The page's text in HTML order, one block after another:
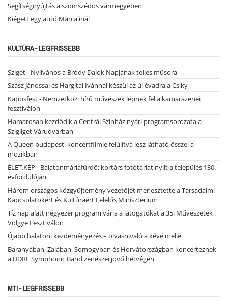
Segítségnyújtás a szomszédos vármegyében
Kiégett egy autó Marcalinál
KULTÚRA - LEGFRISSEBB
Sziget - Nyilvános a Bródy Dalok Napjának teljes műsora
Szász Jánossal és Hargitai Ivánnal készül az új évadra a Csiky
Kaposfest - Nemzetközi hírű művészek lépnek fel a kamarazenei
fesztiválon
Hamarosan kezdődik a Centrál Színház nyári programsorozata a
Szigliget Várudvarban
A Queen budapesti koncertfilmje felújítva lesz látható ősszel a
mozikban
ÉLET.KÉP - Balatonmáriafürdő: kortárs fotótárlat nyílt a település 130.
évfordulóján
Három országos közgyűjtemény vezetőjét menesztette a Társadalmi
Kapcsolatokért és Kultúráért Felelős Minisztérium
Tíz nap alatt négyezer program várja a látogatókat a 35. Művészetek
Völgye Fesztiválon
Újabb balatoni kezdeményezés – olvasnivaló a kévé mellé
Baranyában, Zalában, Somogyban és Horvátországban koncerteznek
a DDRF Symphonic Band zenészei jövő hétvégén
MTI - LEGFRISSEBB